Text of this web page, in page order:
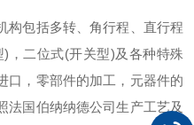
构包括多转、角行程、直行程
)，二位式(开关型)及各种特殊
口，零部件的加工，元器件的
法国伯纳纳德公司生产工艺及